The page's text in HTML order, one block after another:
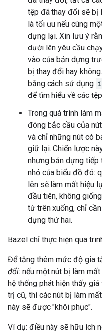
tệp đã thay đổi sẽ bị
là tối ưu nếu cùng
dựng lại. Xin lưu ý
dưới lên yêu cầu
vào của bản dựng
bị thay đổi hay
bằng cách sử dụng
để tìm hiểu về các
Trong quá trình làm
đóng bắc cầu của
và chỉ những nút có
giữ lại. Chiến lược
nhưng bản dựng tiếp
nhỏ của biểu đồ đó:
lên sẽ làm mất hiệu
đầu tiên, không
từ trên xuống, chỉ
dựng thứ hai.
Bazel chỉ thực hiện quá
Để tăng thêm mức độ gia
đổi: nếu một nút bị làm
hệ thống phát hiện thấy
trị cũ, thì các nút bị làm
này sẽ được "khôi phục".
Ví dụ: điều này sẽ hữu ích